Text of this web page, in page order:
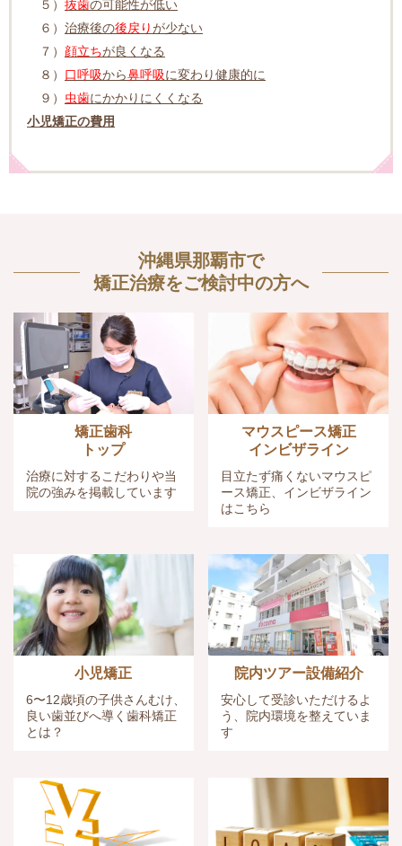
５） 抜歯の可能性が低い
６） 治療後の後戻りが少ない
７） 顔立ちが良くなる
８） 口呼吸から鼻呼吸に変わり健康的に
９） 虫歯にかかりにくくなる
小児矯正の費用
沖縄県那覇市で
矯正治療をご検討中の方へ
矯正歯科
トップ
治療に対するこだわりや当
院の強みを掲載しています
マウスピース矯正
インビザライン
目立たず痛くないマウスピ
ース矯正、インビザライン
はこちら
小児矯正
6〜12歳頃の子供さんむけ、
良い歯並びへ導く歯科矯正
とは？
院内ツアー設備紹介
安心して受診いただけるよ
う、院内環境を整えていま
す